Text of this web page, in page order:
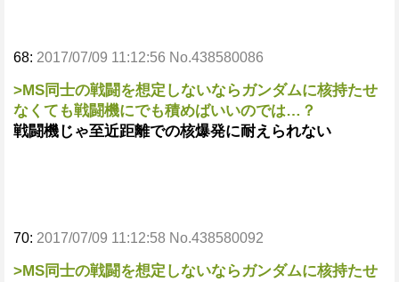
68: 2017/07/09 11:12:56 No.438580086
>MS同士の戦闘を想定しないならガンダムに核持たせ
なくても戦闘機にでも積めばいいのでは…？
戦闘機じゃ至近距離での核爆発に耐えられない
70: 2017/07/09 11:12:58 No.438580092
>MS同士の戦闘を想定しないならガンダムに核持たせ